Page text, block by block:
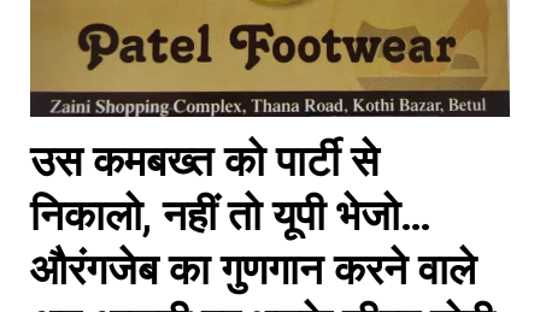
उस कमबख्त को पार्टी से
निकालो, नहीं तो यूपी भेजो…
औरंगजेब का गुणगान करने वाले